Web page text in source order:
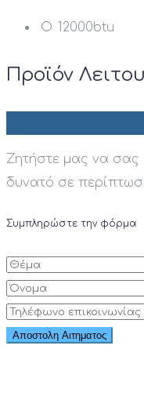
12000btu
Προϊόν
Ζητήστε μας να σας
δυνατό σε
Συμπληρώστε την φόρμα